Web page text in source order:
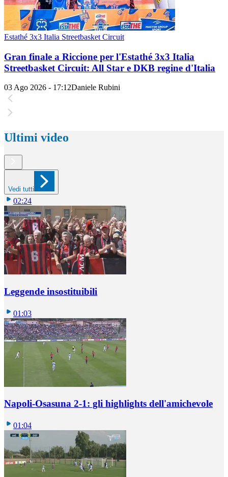
Estathé 3x3 Italia Streetbasket Circuit
Gran finale a Riccione per l'Estathé 3x3 Italia
Streetbasket Circuit: All Star e DKB regine d'Italia
03 Ago 2026 - 17:12Daniele Rubini
Ultimi video
Vedi tutti
02:24
Leggende insostituibili
01:03
Napoli-Osasuna 2-1: gli highlights dell'amichevole
01:04